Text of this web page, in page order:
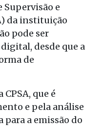
Supervisão e
da instituição
pode ser
desde que a
de
que é
e pela análise
a emissão do